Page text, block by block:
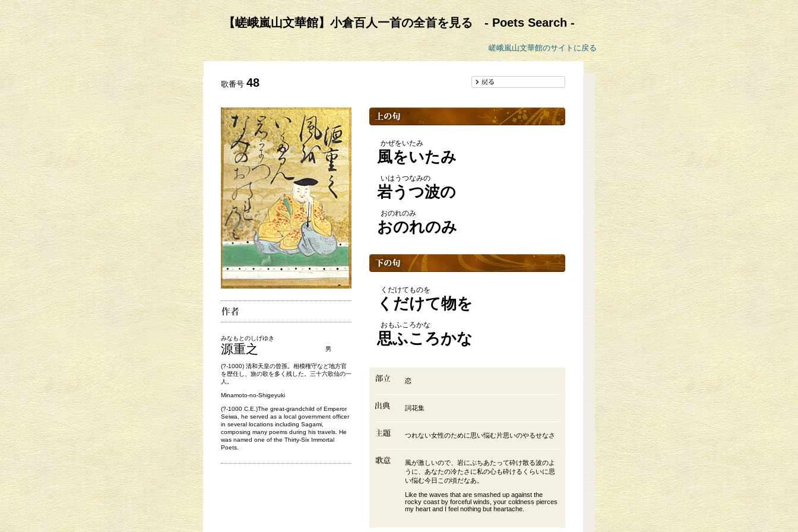
【嵯峨嵐山文華館】小倉百人一首の全首を見る - Poets Search -
嵯峨嵐山文華館のサイトに戻る
歌番号 48
みなもとのしげゆき
源重之 男
(?-1000) 清和天皇の曾孫。相模権守など地方官
を歴任し、旅の歌を多く残した。三十六歌仙の一
人。
Minamoto-no-Shigeyuki
(?-1000 C.E.)The great-grandchild of Emperor
Seiwa, he served as a local government officer
in several locations including Sagami,
composing many poems during his travels. He
was named one of the Thirty-Six Immortal
Poets.
かぜをいたみ
風をいたみ
いはうつなみの
岩うつ波の
おのれのみ
おのれのみ
くだけてものを
くだけて物を
おもふころかな
思ふころかな
恋
詞花集
つれない女性のために思い悩む片思いのやるせなさ
風が激しいので、岩にぶちあたって砕け散る波のよ
うに、あなたの冷たさに私の心も砕けるくらいに思
い悩む今日この頃だなあ。
Like the waves that are smashed up against the
rocky coast by forceful winds, your coldness pierces
my heart and I feel nothing but heartache.